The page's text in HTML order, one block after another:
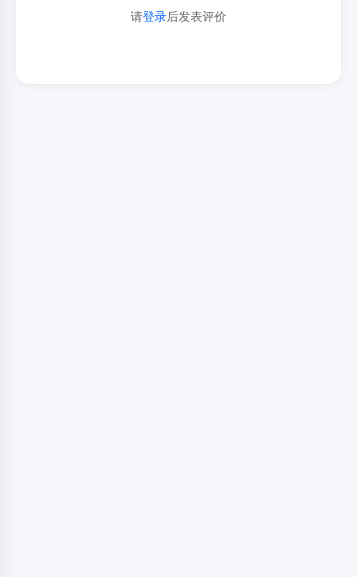
请登录后发表评价